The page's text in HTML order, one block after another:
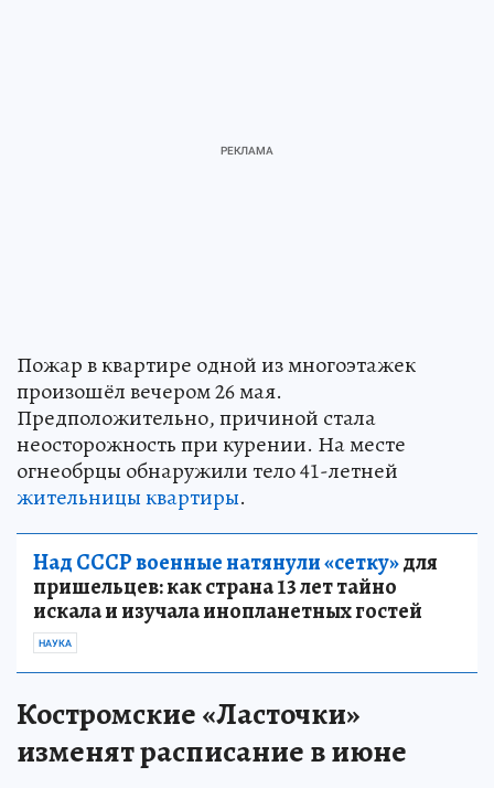
Пожар в квартире одной из многоэтажек
произошёл вечером 26 мая.
Предположительно, причиной стала
неосторожность при курении. На месте
огнеобрцы обнаружили тело 41-летней
жительницы квартиры.
Над СССР военные натянули «сетку»для
пришельцев: как страна 13 лет тайно
искала и изучала инопланетных гостей
НАУКА
Костромские «Ласточки»
изменят расписание в июне